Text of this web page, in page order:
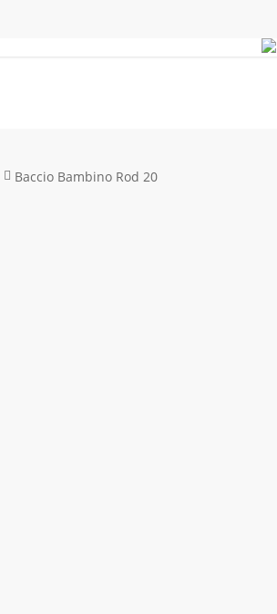
Baccio Bambino Rod 20